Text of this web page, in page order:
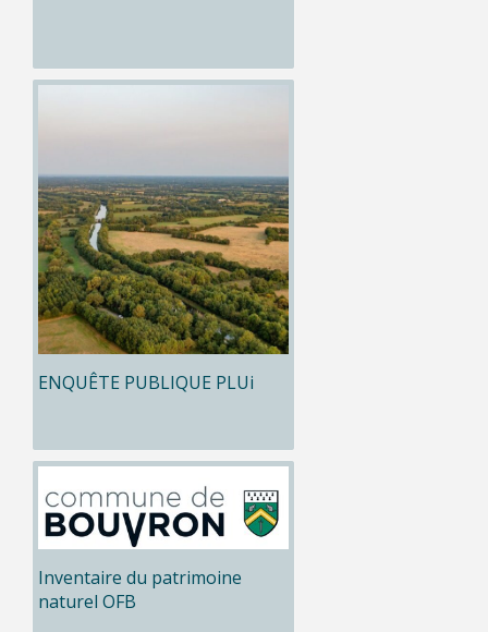
ENQUÊTE PUBLIQUE PLUi
Inventaire du patrimoine
naturel OFB